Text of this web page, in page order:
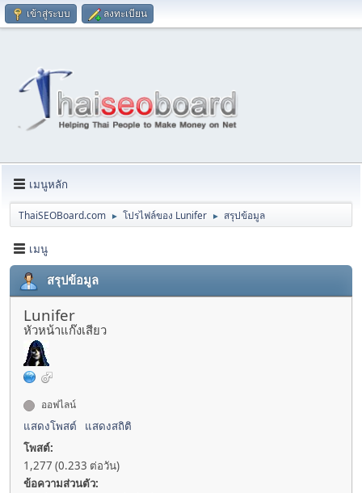
เข้าสู่ระบบ ลงทะเบียน
เมนูหลัก
ThaiSEOBoard.com ► โปรไฟล์ของ Lunifer ► สรุปข้อมูล
เมนู
สรุปข้อมูล
Lunifer
หัวหน้าแก๊งเสียว
ออฟไลน์
แสดงโพสต์
แสดงสถิติ
โพสต์:
1,277 (0.233 ต่อวัน)
ข้อความส่วนตัว: